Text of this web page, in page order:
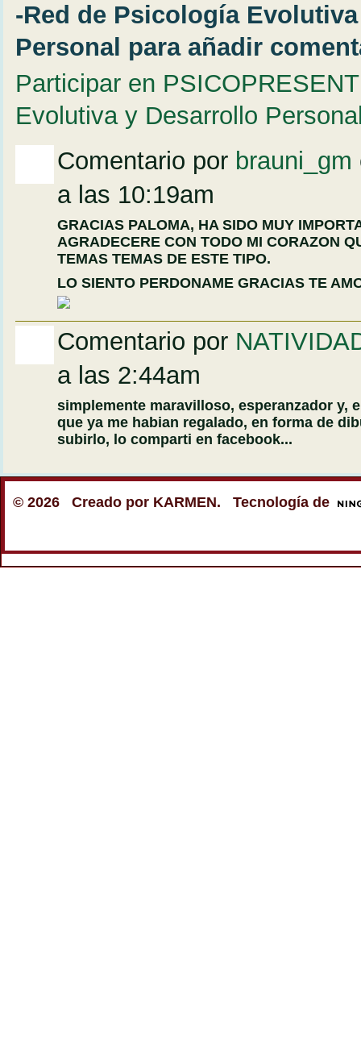
-Red de Psicología
Personal para añadir
Participar en
Evolutiva y Desarrollo
Comentario por brauni_gm
a las 10:19am
GRACIAS PALOMA, HA SIDO MUY
AGRADECERE CON TODO MI CORAZON
TEMAS TEMAS DE ESTE TIPO.
LO SIENTO PERDONAME GRACIAS TE
Comentario por
a las 2:44am
simplemente maravilloso, esperanzador y,
que ya me habian regalado, en forma de
subirlo, lo comparti en facebook...
© 2026 Creado por KARMEN. Tecnología de